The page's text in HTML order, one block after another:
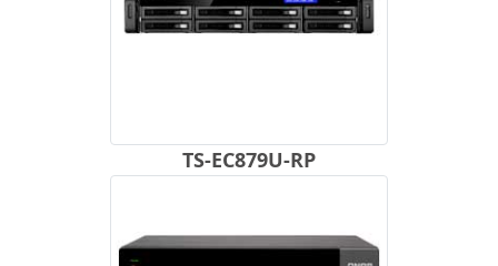
TS-EC879U-RP